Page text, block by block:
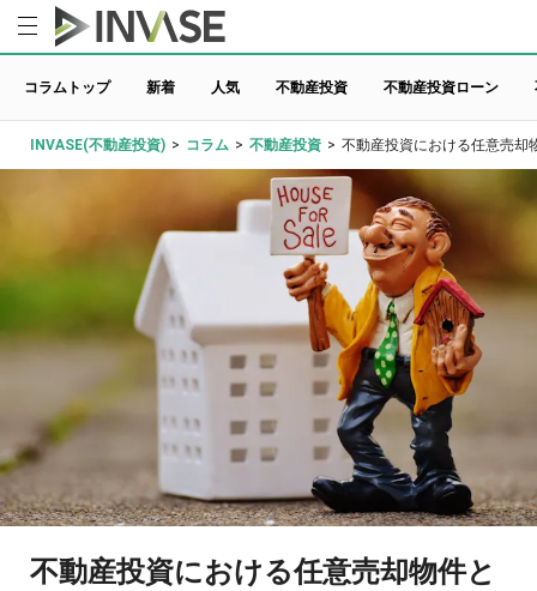
コラムトップ 新着 人気 不動産投資 不動産投資ローン
INVASE(不動産投資) > コラム > 不動産投資 > 不動産投資における任意売却
不動産投資における任意売却物件と